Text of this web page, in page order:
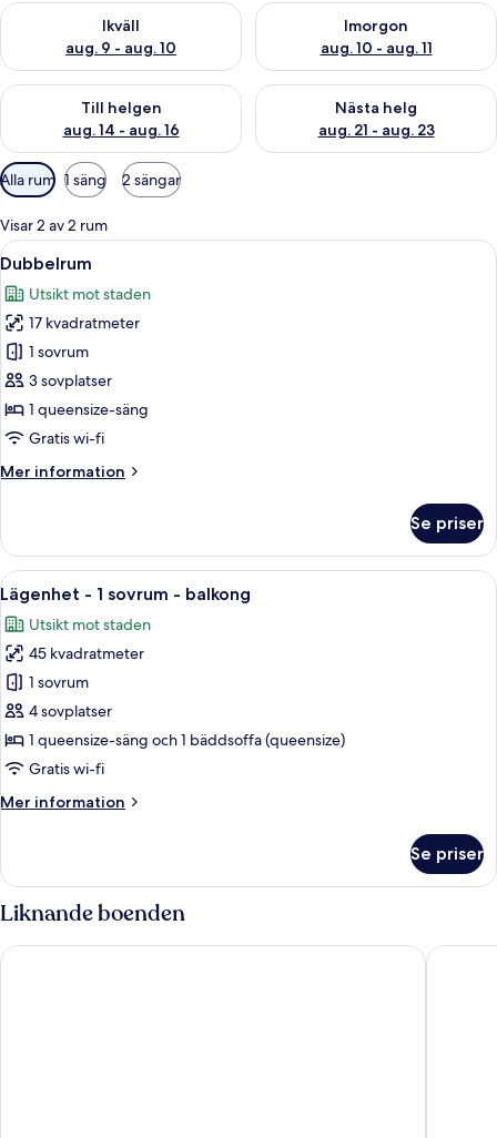
Ikväll
aug. 9 - aug. 10
Kontrollera tillgängligheten för ikväll aug. 9 - aug. 10
Imorgon
aug. 10 - aug. 11
Kontrollera tillgängligheten
Till helgen
aug. 14 - aug. 16
Kontrollera tillgängligheten för den här helgen aug. 14 - aug.
Nästa helg
aug. 21 - aug. 23
Kontrollera tillgängligheten
Tillgängliga
filter
för
rum
Alla rum 1 säng 2 sängar
Visar 2 av 2 rum
Öppna
alla
foton
för
Dubbelrum
Ett hotellrum med en stor säng, två
8
Dubbelrum
Utsikt mot staden
17 kvadratmeter
1 sovrum
3 sovplatser
1 queensize-säng
Gratis wi-fi
Mer information
Mer
Se priser
Öppna
alla
foton
för
Lägenhet
-
1
sovrum
balkong
En balkong med två gula stolar och
9
Lägenhet - 1 sovrum - balkong
Utsikt mot staden
45 kvadratmeter
1 sovrum
4 sovplatser
1 queensize-säng och 1 bäddsoffa (queensize)
Gratis wi-fi
Mer information
Mer
-
1
sovrum
balkong
Se priser
Liknande boenden
Villa Ivanka Trogir Hotel